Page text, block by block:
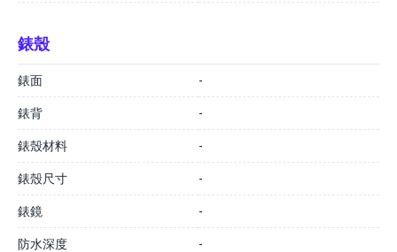
錶殼
錶面 -
錶背 -
錶殼材料 -
錶殼尺寸 -
錶鏡 -
防水深度 -